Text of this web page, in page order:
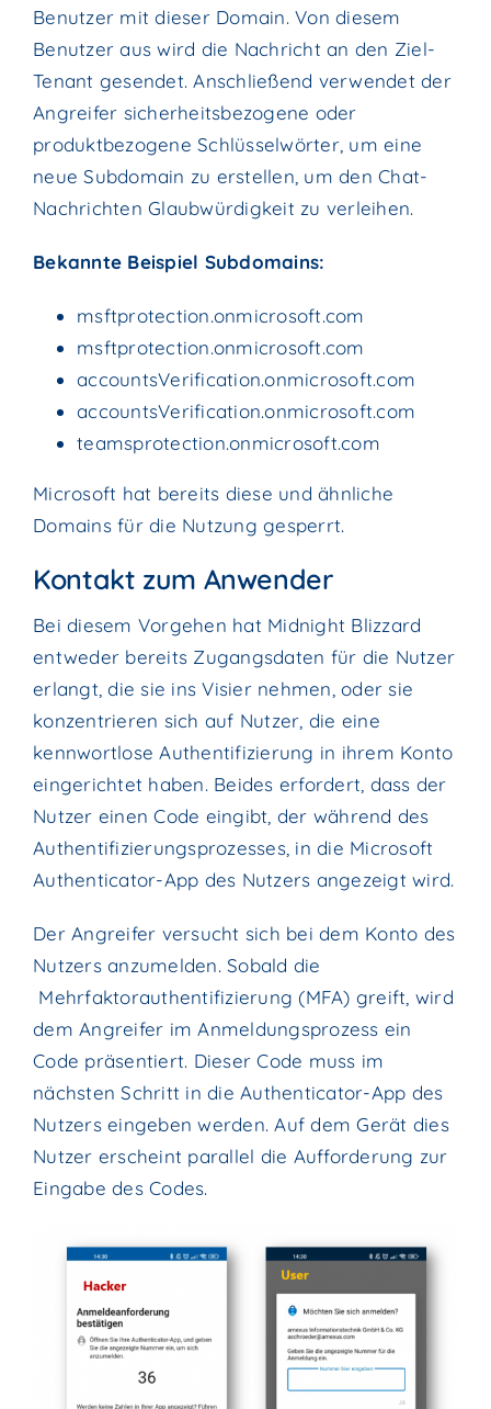
Benutzer mit dieser Domain. Von diesem
Benutzer aus wird die Nachricht an den Ziel-
Tenant gesendet. Anschließend verwendet der
Angreifer sicherheitsbezogene oder
produktbezogene Schlüsselwörter, um eine
neue Subdomain zu erstellen, um den Chat-
Nachrichten Glaubwürdigkeit zu verleihen.
Bekannte Beispiel Subdomains:
msftprotection.onmicrosoft.com
msftprotection.onmicrosoft.com
accountsVerification.onmicrosoft.com
accountsVerification.onmicrosoft.com
teamsprotection.onmicrosoft.com
Microsoft hat bereits diese und ähnliche
Domains für die Nutzung gesperrt.
Kontakt zum Anwender
Bei diesem Vorgehen hat Midnight Blizzard
entweder bereits Zugangsdaten für die Nutzer
erlangt, die sie ins Visier nehmen, oder sie
konzentrieren sich auf Nutzer, die eine
kennwortlose Authentifizierung in ihrem Konto
eingerichtet haben. Beides erfordert, dass der
Nutzer einen Code eingibt, der während des
Authentifizierungsprozesses, in die Microsoft
Authenticator-App des Nutzers angezeigt wird.
Der Angreifer versucht sich bei dem Konto des
Nutzers anzumelden. Sobald die
Mehrfaktorauthentifizierung (MFA) greift, wird
dem Angreifer im Anmeldungsprozess ein
Code präsentiert. Dieser Code muss im
nächsten Schritt in die Authenticator-App des
Nutzers eingeben werden. Auf dem Gerät dies
Nutzer erscheint parallel die Aufforderung zur
Eingabe des Codes.